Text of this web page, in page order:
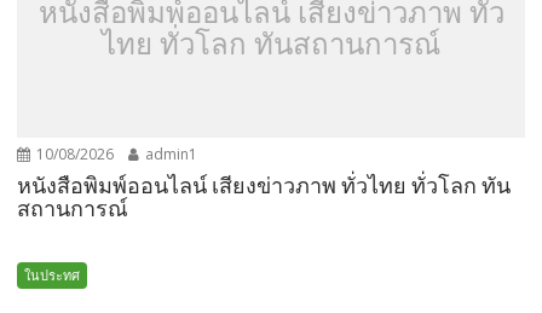
หนังสือพิมพ์ออนไลน์ เสียงข่าวภาพ ทั่ว
ไทย ทั่วโลก ทันสถานการณ์
10/08/2026 admin1
หนังสือพิมพ์ออนไลน์ เสียงข่าวภาพ ทั่วไทย ทั่วโลก ทัน
สถานการณ์
ในประทศ